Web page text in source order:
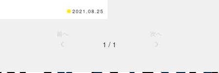
2021.08.25
前へ
1 / 1
次へ